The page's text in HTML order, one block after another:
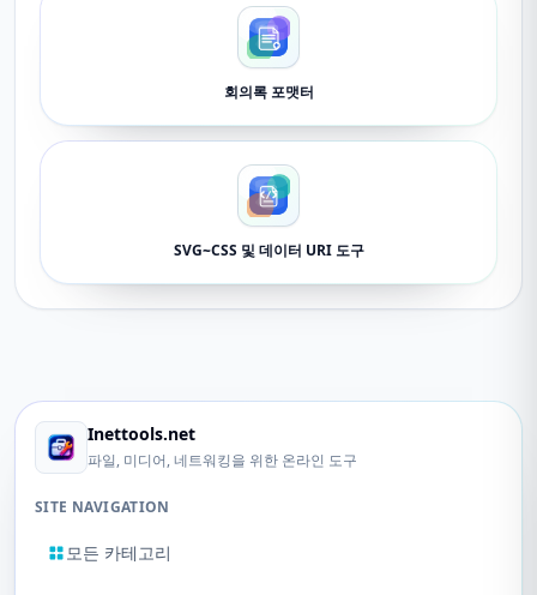
회의록 포맷터
SVG~CSS 및 데이터 URI 도구
Inettools.net
파일, 미디어, 네트워킹을 위한 온라인 도구
SITE NAVIGATION
모든 카테고리